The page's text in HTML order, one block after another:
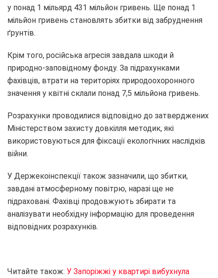
у понад 1 мільярд 431 мільйон гривень. Ще понад 1
мільйон гривень становлять збитки від забруднення
ґрунтів.
Крім того, російська агресія завдала шкоди й
природно-заповідному фонду. За підрахунками
фахівців, втрати на територіях природоохоронного
значення у квітні склали понад 7,5 мільйона гривень.
Розрахунки проводилися відповідно до затверджених
Міністерством захисту довкілля методик, які
використовуються для фіксації екологічних наслідків
війни.
У Держекоінспекції також зазначили, що збитки,
завдані атмосферному повітрю, наразі ще не
підраховані. Фахівці продовжують збирати та
аналізувати необхідну інформацію для проведення
відповідних розрахунків.
Читайте також: У Запоріжжі у квартирі вибухнула